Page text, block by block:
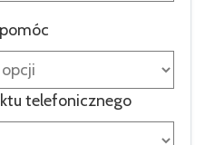
telefonicznego